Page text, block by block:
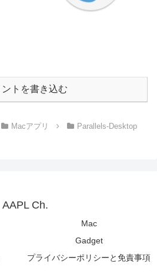
ントを書き込む
Macアプリ Parallels-Desktop
AAPL Ch.
Mac
Gadget
プライバシーポリシーと免責事項